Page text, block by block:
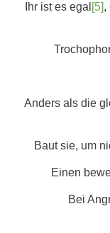
Ihr ist es egal [5],
Anders als die
Baut sie, um
Einen
Bei